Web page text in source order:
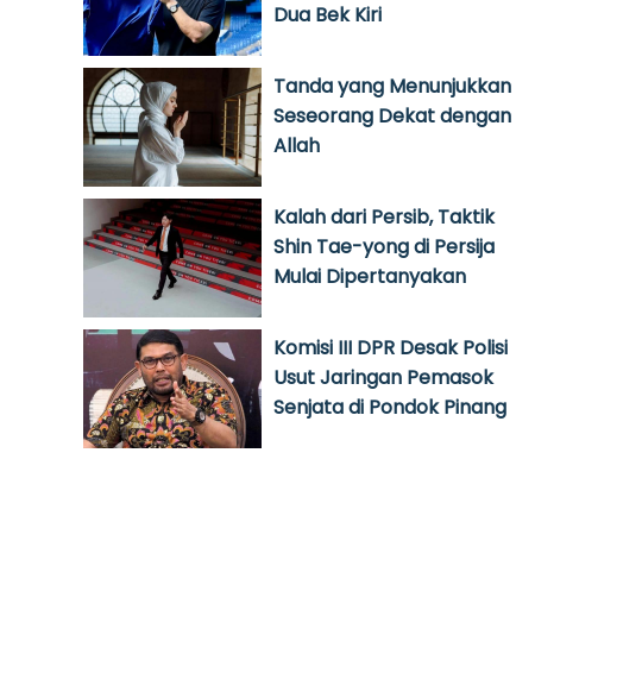
Dua Bek Kiri
Tanda yang Menunjukkan
Seseorang Dekat dengan
Allah
Kalah dari Persib, Taktik
Shin Tae-yong di Persija
Mulai Dipertanyakan
Komisi III DPR Desak Polisi
Usut Jaringan Pemasok
Senjata di Pondok Pinang